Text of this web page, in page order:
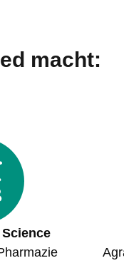
macht: